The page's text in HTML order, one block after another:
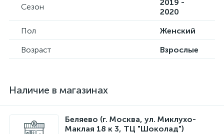
Сезон
2019 -
2020
Пол
Женский
Возраст
Взрослые
Наличие в магазинах
Беляево (г. Москва, ул. Миклухо-
Маклая 18 к 3, ТЦ "Шоколад")